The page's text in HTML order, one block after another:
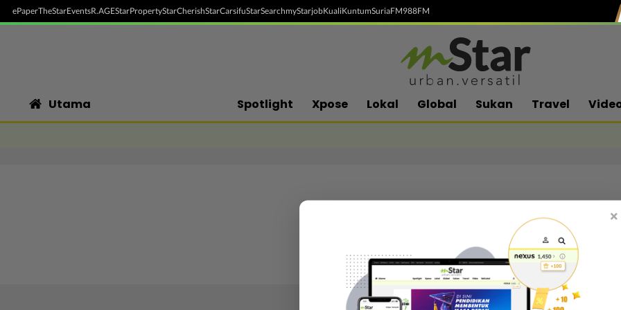
ePaperTheStarEventsR.AGEStarPropertyStarCherishStarCarsifuStarSearchmyStarjobKualiKuntumSuriaFM988FM
Utama Spotlight Xpose Lokal Global Sukan Travel
Follow media sosial kami
×